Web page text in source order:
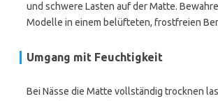
und schwere Lasten auf der Matte.
Modelle in einem belüfteten, frostfreien
Umgang mit Feuchtigkeit
Bei Nässe die Matte vollständig trocknen